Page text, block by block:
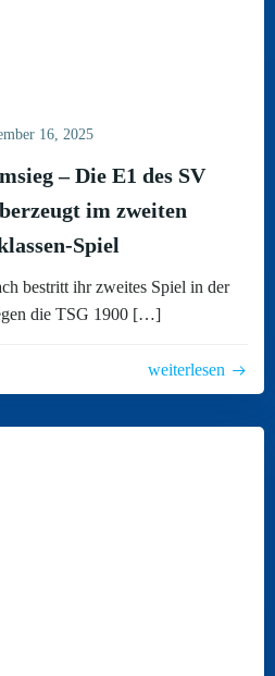
16, 2025
– Die E1 des SV
im zweiten
Spiel
bestritt ihr zweites Spiel in der
die TSG 1900 […]
weiterlesen